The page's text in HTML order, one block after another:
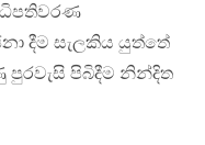
දීම සැලකිය යුත්තේ
පිබිදීම නින්දිත